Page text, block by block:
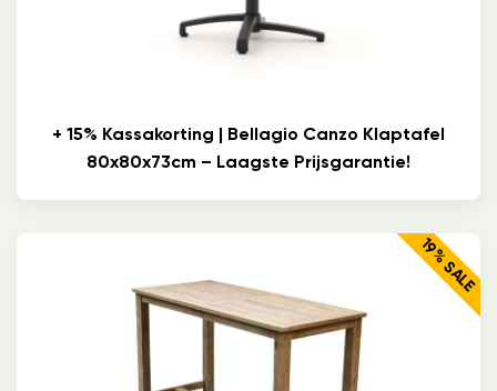
+ 15% Kassakorting | Bellagio Canzo Klaptafel
80x80x73cm – Laagste Prijsgarantie!
19% SALE